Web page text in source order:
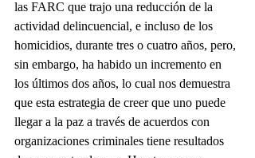
las FARC que trajo una reducción de la
actividad delincuencial, e incluso de los
homicidios, durante tres o cuatro años, pero,
sin embargo, ha habido un incremento en
los últimos dos años, lo cual nos demuestra
que esta estrategia de creer que uno puede
llegar a la paz a través de acuerdos con
organizaciones criminales tiene resultados